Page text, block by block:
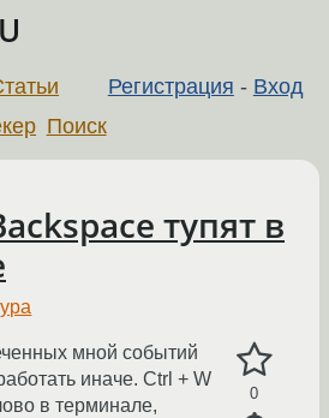
Регистрация - Вход
Поиск
тупят в
0
мной событий
иначе. Ctrl + W
в терминале,